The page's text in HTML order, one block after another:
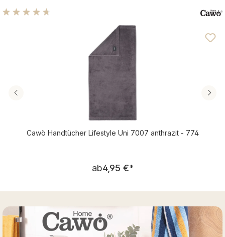
Durchschnittliche Bewertung von 4.76 von 5 Sternen
Cawö Handtücher Lifestyle Uni 7007 anthrazit - 774
Regulärer Preis:
ab4,95 €*